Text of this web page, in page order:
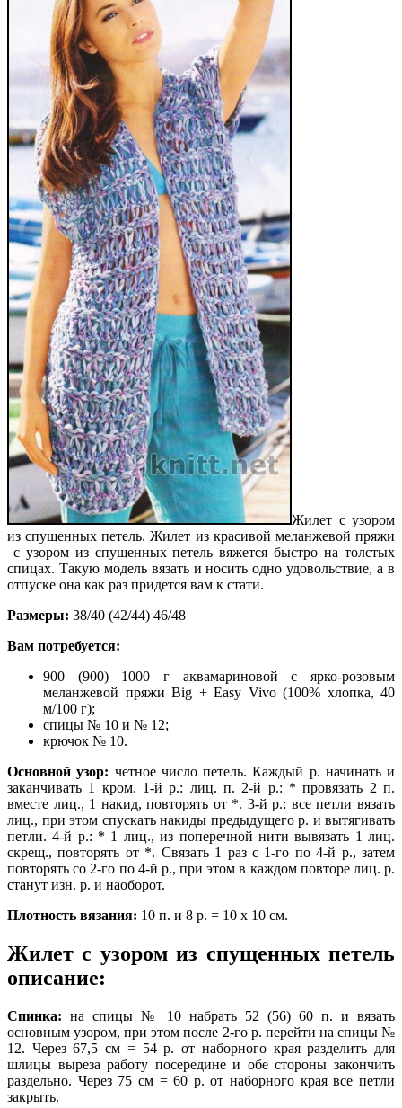
Жилет с узором
из спущенных петель. Жилет из красивой меланжевой пряжи
с узором из спущенных петель вяжется быстро на толстых
спицах. Такую модель вязать и носить одно удовольствие, а в
отпуске она как раз придется вам к стати.
Размеры: 38/40 (42/44) 46/48
Вам потребуется:
900 (900) 1000 г аквамариновой с ярко-розовым
меланжевой пряжи Big + Easy Vivo (100% хлопка, 40
м/100 г);
спицы № 10 и № 12;
крючок № 10.
Основной узор: четное число петель. Каждый р. начинать и
заканчивать 1 кром. 1-й р.: лиц. п. 2-й р.: * провязать 2 п.
вместе лиц., 1 накид, повторять от *. 3-й р.: все петли вязать
лиц., при этом спускать накиды предыдущего р. и вытягивать
петли. 4-й р.: * 1 лиц., из поперечной нити вывязать 1 лиц.
скрещ., повторять от *. Связать 1 раз с 1-го по 4-й р., затем
повторять со 2-го по 4-й р., при этом в каждом повторе лиц. р.
станут изн. р. и наоборот.
Плотность вязания: 10 п. и 8 р. = 10 х 10 см.
Жилет с узором из спущенных петель
описание:
Спинка: на спицы № 10 набрать 52 (56) 60 п. и вязать
основным узором, при этом после 2-го р. перейти на спицы №
12. Через 67,5 см = 54 р. от наборного края разделить для
шлицы выреза работу посередине и обе стороны закончить
раздельно. Через 75 см = 60 р. от наборного края все петли
закрыть.